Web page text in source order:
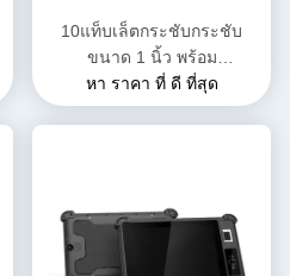
10แท็บเล็ตกระชับกระชับ
ขนาด 1 นิ้ว พร้อม
โปรเซสเซอร์ Intel N4120
และ RAM 8GB สําหรับการใช้
หา ราคา ที่ ดี ที่สุด